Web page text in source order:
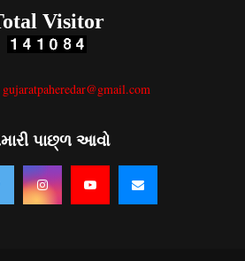
Visitor
gujaratpaheredar@gmail.com
પાછ્ળ આવો